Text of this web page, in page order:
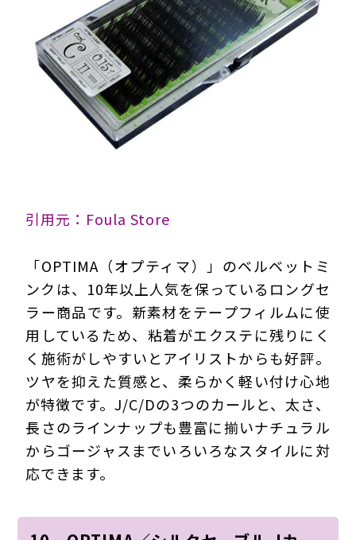
引用元：Foula Store
「OPTIMA（オプティマ）」のベルベットミ
ンクは、10年以上人気を保っているロングセ
ラー商品です。新素材をテープフィルムに使
用しているため、粘着がエクステに残りにく
く施術がしやすいとアイリストからも好評。
ツヤを抑えた質感と、柔らかく軽い付け心地
が特徴です。J/C/Dの3つのカールと、太さ、
長さのラインナップも豊富に揃いナチュラル
からゴージャスまでいろいろなスタイルに対
応できます。